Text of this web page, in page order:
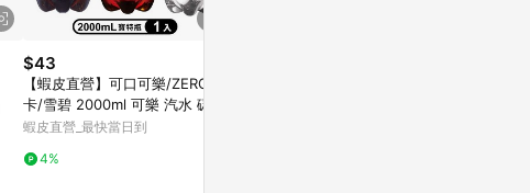
$43
【蝦皮直營】可口可樂/ZERO零
卡/雪碧 2000ml 可樂 汽水 碳酸
飲料 大瓶裝
蝦皮直營_最快當日到
4%